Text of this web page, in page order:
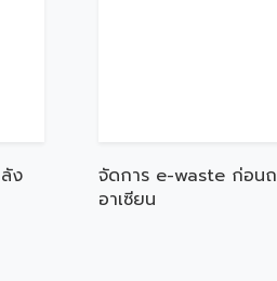
ง
จัดการ e-waste ก่อน
อาเซียน